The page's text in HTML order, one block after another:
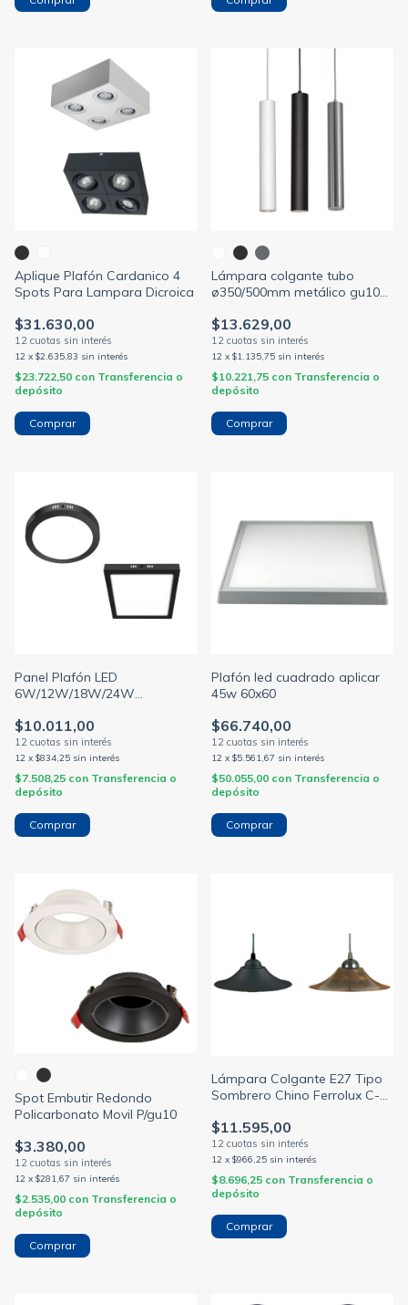
Aplique Plafón Cardanico 4
Spots Para Lampara Dicroica
$31.630,00
12 x $2.635,83 sin interés
$23.722,50 con Transferencia o
depósito
Comprar
Lámpara colgante tubo
ø350/500mm metálico gu10
$13.629,00
12 x $1.135,75 sin interés
$10.221,75 con Transferencia o
depósito
Comprar
Panel Plafón LED
6W/12W/18W/24W
(MACROLED)
$10.011,00
12 x $834,25 sin interés
$7.508,25 con Transferencia o
depósito
Comprar
Plafón led cuadrado aplicar
45w 60x60
$66.740,00
12 x $5.561,67 sin interés
$50.055,00 con Transferencia o
depósito
Comprar
Spot Embutir Redondo
Policarbonato Movil P/gu10
$3.380,00
12 x $281,67 sin interés
$2.535,00 con Transferencia o
depósito
Comprar
Lámpara Colgante E27 Tipo
Sombrero Chino Ferrolux C-
$11.595,00
12 x $966,25 sin interés
$8.696,25 con Transferencia o
depósito
Comprar